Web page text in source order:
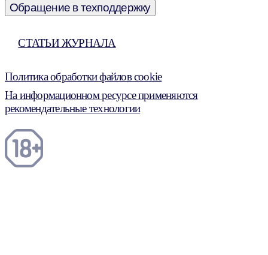
Обращение в техподдержку
СТАТЬИ ЖУРНАЛА
Политика обработки файлов cookie
На информационном ресурсе применяются
рекомендательные технологии